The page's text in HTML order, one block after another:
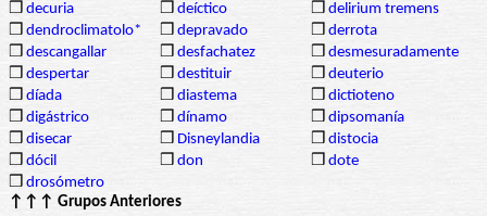
❒ decuria ❒ deíctico ❒ delirium tremens
❒ dendroclimatolo* ❒ depravado ❒ derrota
❒ descangallar ❒ desfachatez ❒ desmesuradamente
❒ despertar ❒ destituir ❒ deuterio
❒ díada ❒ diastema ❒ dictioteno
❒ digástrico ❒ dínamo ❒ dipsomanía
❒ disecar ❒ Disneylandia ❒ distocia
❒ dócil ❒ don ❒ dote
❒ drosómetro
↑↑↑ Grupos Anteriores